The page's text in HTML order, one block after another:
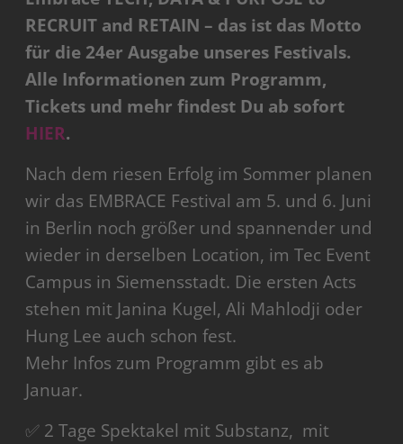
RECRUIT and RETAIN – das ist das Motto
für die 24er Ausgabe unseres Festivals.
Alle Informationen zum Programm,
Tickets und mehr findest Du ab sofort
HIER.
Nach dem riesen Erfolg im Sommer planen
wir das EMBRACE Festival am 5. und 6. Juni
in Berlin noch größer und spannender und
wieder in derselben Location, im Tec Event
Campus in Siemensstadt. Die ersten Acts
stehen mit Janina Kugel, Ali Mahlodji oder
Hung Lee auch schon fest.
Mehr Infos zum Programm gibt es ab
Januar.
✅ 2 Tage Spektakel mit Substanz, mit